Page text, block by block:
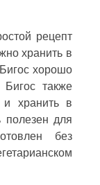
рецепт
хранить в
хорошо
Бигос также
и хранить в
полезен для
без